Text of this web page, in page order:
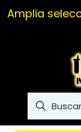
Amplia